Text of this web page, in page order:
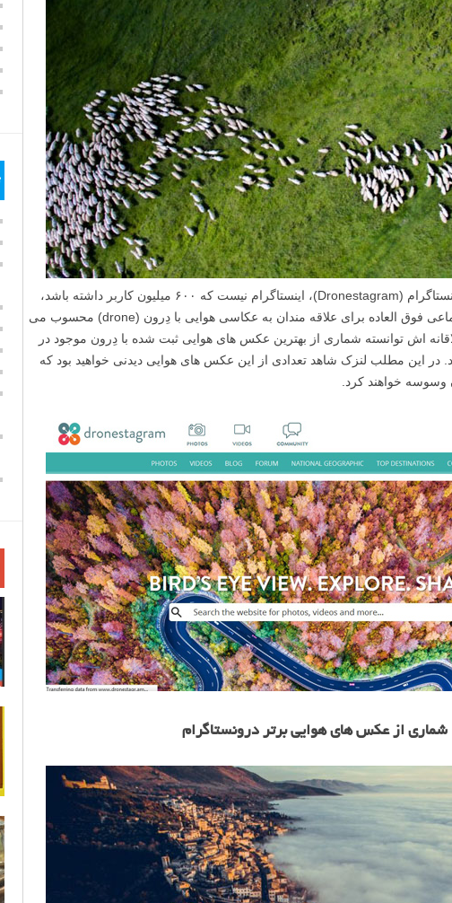
سایت اشتراک عکس درونستاگرام (Dronestagram)، اینستاگرام نیست که ۶۰۰ میلیون کاربر داشته باشد،
اما بی شک یک شبکه اجتماعی فوق العاده برای علاقه مندان به عکاسی هوایی با دِرون (drone) محسوب می
اش توانسته شماری از بهترین عکس های هوایی ثبت شده با دِرون موجود در
در این مطلب لنزک شاهد تعدادی از این عکس های هوایی دیدنی خواهید بود که
وسوسه خواهند کرد.
از عکس های هوایی برتر درونستاگرام